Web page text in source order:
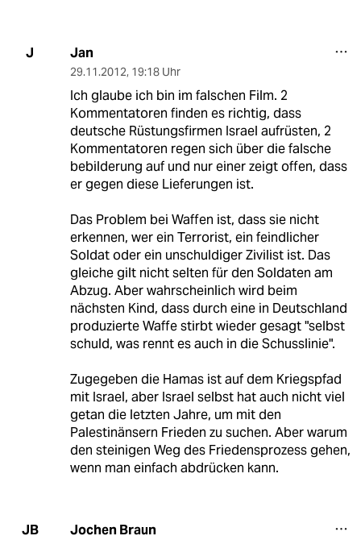
J Jan
29.11.2012, 19:18 Uhr
Ich glaube ich bin im falschen Film. 2
Kommentatoren finden es richtig, dass
deutsche Rüstungsfirmen Israel aufrüsten, 2
Kommentatoren regen sich über die falsche
bebilderung auf und nur einer zeigt offen, dass
er gegen diese Lieferungen ist.
Das Problem bei Waffen ist, dass sie nicht
erkennen, wer ein Terrorist, ein feindlicher
Soldat oder ein unschuldiger Zivilist ist. Das
gleiche gilt nicht selten für den Soldaten am
Abzug. Aber wahrscheinlich wird beim
nächsten Kind, dass durch eine in Deutschland
produzierte Waffe stirbt wieder gesagt "selbst
schuld, was rennt es auch in die Schusslinie".
Zugegeben die Hamas ist auf dem Kriegspfad
mit Israel, aber Israel selbst hat auch nicht viel
getan die letzten Jahre, um mit den
Palestinänsern Frieden zu suchen. Aber warum
den steinigen Weg des Friedensprozess gehen,
wenn man einfach abdrücken kann.
JB Jochen Braun